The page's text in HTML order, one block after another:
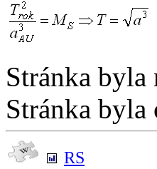
Stránka byla
Stránka byla
RS